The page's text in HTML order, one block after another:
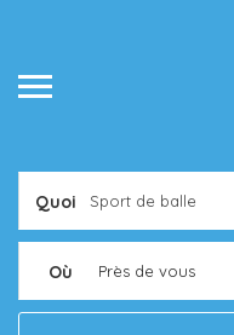
Quoi
Où Près de vous